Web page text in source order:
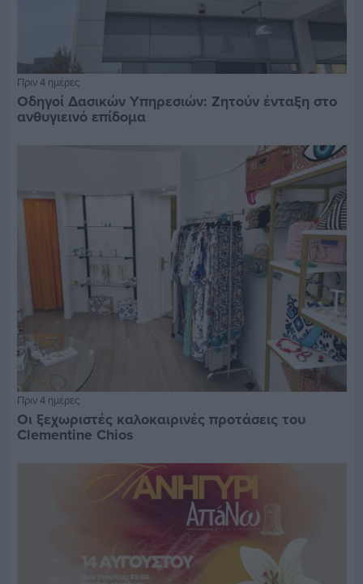
Πριν 4 ημέρες
Οδηγοί Δασικών Υπηρεσιών: Ζητούν ένταξη στο
ανθυγιεινό επίδομα
Πριν 4 ημέρες
Οι ξεχωριστές καλοκαιρινές προτάσεις του
Clementine Chios